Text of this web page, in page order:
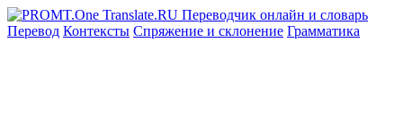
Перевод Контексты Спряжение и склонение Грамматика